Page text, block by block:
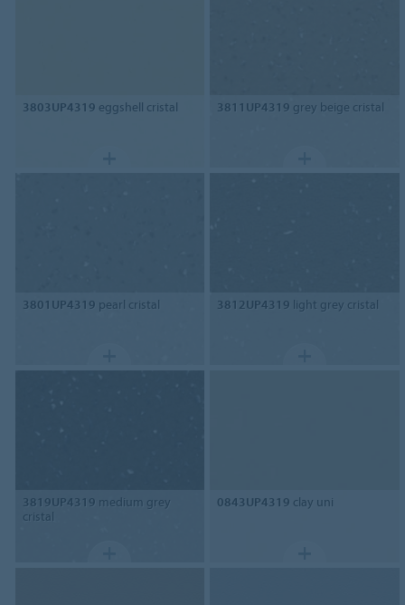
3803UP4319 eggshell cristal 3811UP4319 grey beige cristal
3801UP4319 pearl cristal 3812UP4319 light grey cristal
3819UP4319 medium grey
cristal
0843UP4319 clay uni